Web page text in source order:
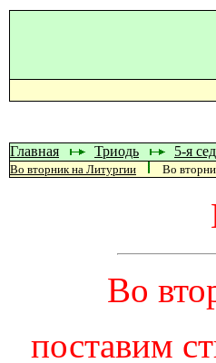
Главная Триодь 5-я
Во вторник на Литургии Во
Во
поставим